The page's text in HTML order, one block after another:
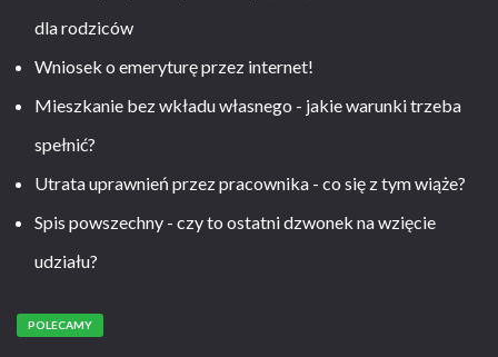
dla rodziców
Wniosek o emeryturę przez internet!
Mieszkanie bez wkładu własnego - jakie warunki trzeba
spełnić?
Utrata uprawnień przez pracownika - co się z tym wiąże?
Spis powszechny - czy to ostatni dzwonek na wzięcie
udziału?
POLECAMY